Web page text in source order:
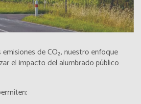
de CO₂, nuestro enfoque
el impacto del alumbrado público
Français
Français
Français